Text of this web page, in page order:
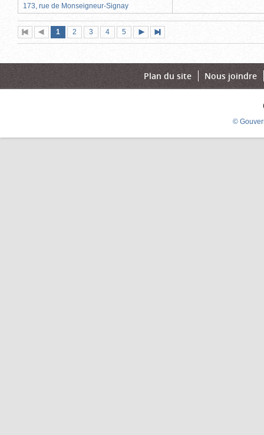
173, rue de Monseigneur-Signay
Première
page
Page
précédente
Page
1 (page
actuelle)
Page
2 Page
3 Page
4 Page
5
suivante
page
Plan du site Nous joindre
©